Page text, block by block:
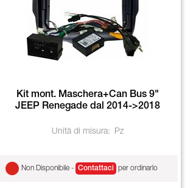
Kit mont. Maschera+Can Bus 9"
JEEP Renegade dal 2014->2018
Unità di misura: Pz
Non Disponibile - Contattaci per ordinarlo